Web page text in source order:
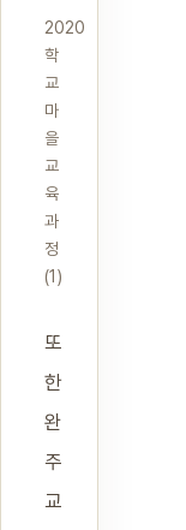
2020
학
교
마
을
교
육
과
정
(1)
또
한
완
주
교